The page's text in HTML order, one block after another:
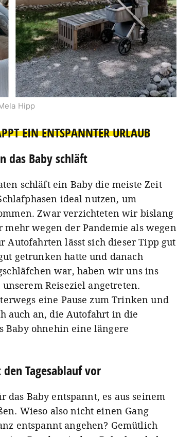
Hipp
EIN ENTSPANNTER URLAUB
das Baby schläft
schläft ein Baby die meiste Zeit
ideal nutzen, um
Zwar verzichteten wir bislang
wegen der Pandemie als wegen
Autofahrten lässt sich dieser Tipp gut
getrunken hatte und danach
war, haben wir uns ins
Reiseziel angetreten.
eine Pause zum Trinken und
auch an, die Autofahrt in die
Baby ohnehin eine längere
Tagesablauf vor
Baby entspannt, es aus seinem
Wieso also nicht einen Gang
entspannt angehen? Gemütlich